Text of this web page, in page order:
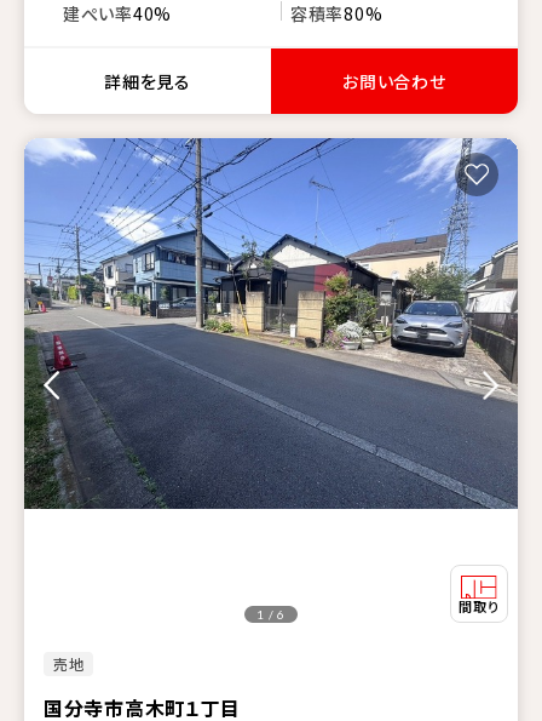
建ぺい率40% 容積率80%
詳細を見る お問い合わせ
売地
国分寺市高木町１丁目
1 / 6